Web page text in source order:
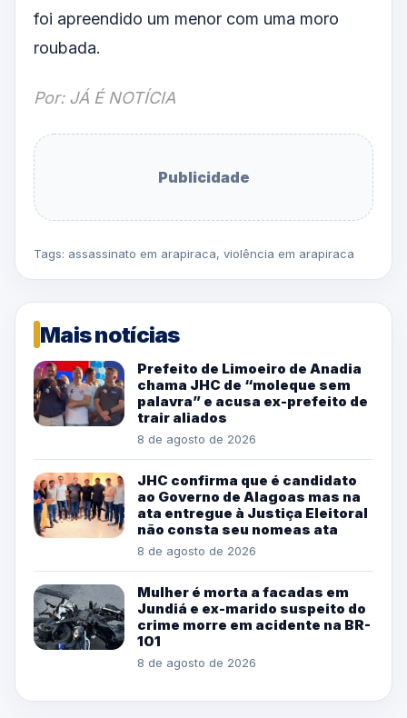
foi apreendido um menor com uma moro
roubada.
Por: JÁ É NOTÍCIA
Publicidade
Tags: assassinato em arapiraca, violência em arapiraca
Mais notícias
Prefeito de Limoeiro de Anadia
chama JHC de “moleque sem
palavra” e acusa ex-prefeito de
trair aliados
8 de agosto de 2026
JHC confirma que é candidato
ao Governo de Alagoas mas na
ata entregue à Justiça Eleitoral
não consta seu nomeas ata
8 de agosto de 2026
Mulher é morta a facadas em
Jundiá e ex-marido suspeito do
crime morre em acidente na BR-
101
8 de agosto de 2026